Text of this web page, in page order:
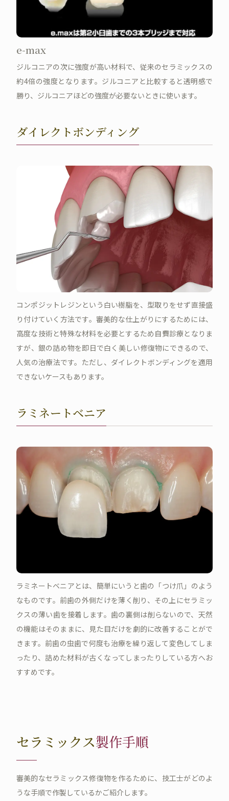
e-max
ジルコニアの次に強度が高い材料で、従来のセラミックスの
約4倍の強度となります。ジルコニアと比較すると透明感で
勝り、ジルコニアほどの強度が必要ないときに使います。
ダイレクトボンディング
コンポジットレジンという白い樹脂を、型取りをせず直接盛
り付けていく方法です。審美的な仕上がりにするためには、
高度な技術と特殊な材料を必要とするため自費診療となりま
すが、銀の詰め物を即日で白く美しい修復物にできるので、
人気の治療法です。ただし、ダイレクトボンディングを適用
できないケースもあります。
ラミネートベニア
ラミネートベニアとは、簡単にいうと歯の「つけ爪」のよう
なものです。前歯の外側だけを薄く削り、その上にセラミッ
クスの薄い歯を接着します。歯の裏側は削らないので、天然
の機能はそのままに、見た目だけを劇的に改善することがで
きます。前歯の虫歯で何度も治療を繰り返して変色してしま
ったり、詰めた材料が古くなってしまったりしている方へお
すすめです。
セラミックス製作手順
審美的なセラミックス修復物を作るために、技工士がどのよ
うな手順で作製しているかご紹介します。